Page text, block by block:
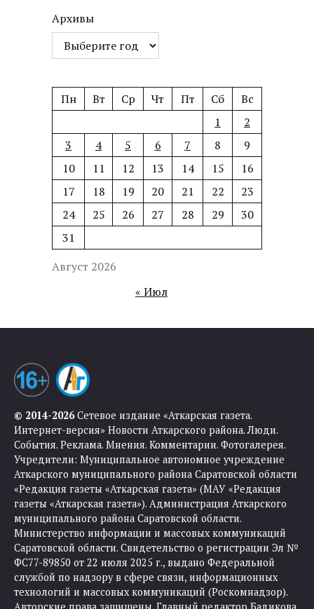
Архивы
Август 2026
Пн Вт Ср Чт Пт Сб
Вс
1
2
3
4 5 6 7 8
9
10
11 12 13 14 15
16
17
18 19 20 21 22
23
24
25 26 27 28 29
30
31
« Июл
© 2014-2026Сетевое издание «Аткарская газета.
Интернет-версия» Новости Аткарского района. Люди.
События. Реклама. Мнения. Комментарии. Фотогалерея.
Учредители: Муниципальное автономное учреждение
Аткарского муниципального района Саратовской области
«Редакция газеты «Аткарская газета» (МАУ «Редакция
газеты «Аткарская газета»). Администрация Аткарского
муниципального района Саратовской области.
Министерство информации и массовых коммуникаций
Саратовской области. Свидетельство о регистрации Эл №
ФС77-89850 от 22 июля 2025 г., выдано Федеральной
службой по надзору в сфере связи, информационных
технологий и массовых коммуникаций (Роскомнадзор).